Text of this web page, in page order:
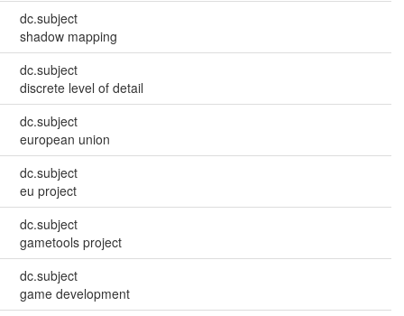
dc.subject
shadow mapping
dc.subject
discrete level of detail
dc.subject
european union
dc.subject
eu project
dc.subject
gametools project
dc.subject
game development